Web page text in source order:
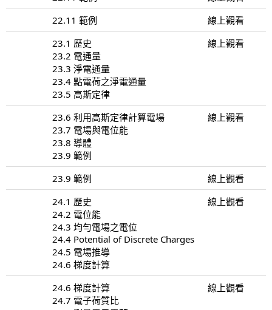
22.11 範例
線上觀看
23.1 歷史
23.2 電通量
23.3 淨電通量
23.4 點電荷之淨電通量
23.5 高斯定律
線上觀看
23.6 利用高斯定律計算電場
23.7 電場與電位能
23.8 導體
23.9 範例
線上觀看
23.9 範例
線上觀看
24.1 歷史
24.2 電位能
24.3 均勻電場之電位
24.4 Potential of Discrete Charges
24.5 電場推導
24.6 梯度計算
線上觀看
24.6 梯度計算
24.7 電子荷質比
線上觀看